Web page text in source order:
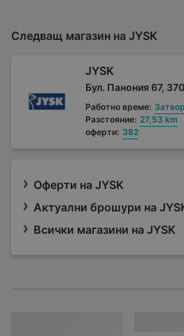
Следващ магазин на JYSK
JYSK
Бул. Панония 67,
Работно време:
Разстояние: 27,53 km
оферти: 382
Оферти на JYSK
Актуални брошури на
Всички магазини на JYSK